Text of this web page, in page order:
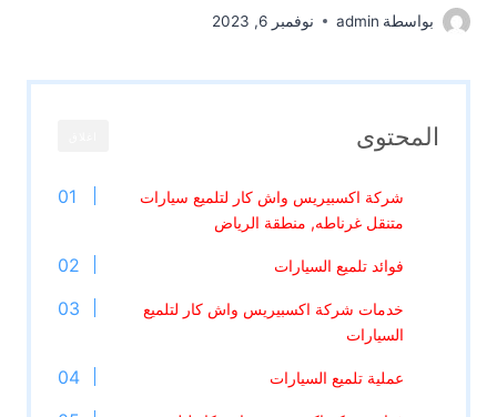
بواسطة admin نوفمبر 6, 2023
المحتوى
شركة اكسبيريس واش كار لتلميع سيارات
متنقل غرناطه, منطقة الرياض
فوائد تلميع السيارات
خدمات شركة اكسبيريس واش كار لتلميع
السيارات
عملية تلميع السيارات